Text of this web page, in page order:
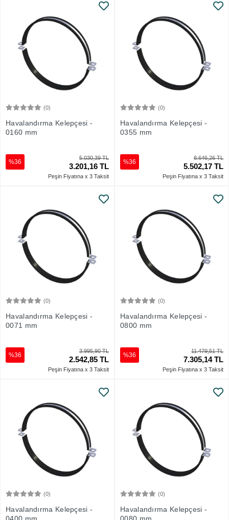
(0)
Havalandırma Kelepçesi -
0160 mm
5.030,39 TL
3.201,16 TL
%36
Peşin Fiyatına x 3 Taksit
(0)
Havalandırma Kelepçesi -
0355 mm
8.646,26 TL
5.502,17 TL
%36
Peşin Fiyatına x 3 Taksit
(0)
Havalandırma Kelepçesi -
0071 mm
3.995,90 TL
2.542,85 TL
%36
Peşin Fiyatına x 3 Taksit
(0)
Havalandırma Kelepçesi -
0800 mm
11.479,51 TL
7.305,14 TL
%36
Peşin Fiyatına x 3 Taksit
(0)
Havalandırma Kelepçesi -
(0)
Havalandırma Kelepçesi -